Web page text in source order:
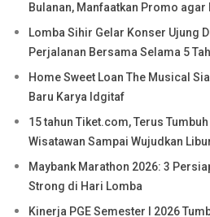
Bulanan, Manfaatkan Promo agar
Lomba Sihir Gelar Konser Ujung
Perjalanan Bersama Selama 5
Home Sweet Loan The Musical
Baru Karya Idgitaf
15 tahun Tiket.com, Terus
Wisatawan Sampai Wujudkan
Maybank Marathon 2026: 3
Strong di Hari Lomba
Kinerja PGE Semester I 2026